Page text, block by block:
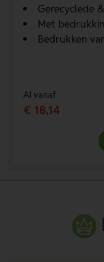
Gerecyclede
Met
Bedrukken
Al vanaf
€ 18,14